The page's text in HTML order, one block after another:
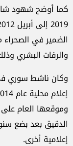
كما أوضح شهود
الضمير في
والرفات البشري
وكان ناشط سوري
وموقعها العام
الدقيق بعد بضع
إعلامية أخرى.